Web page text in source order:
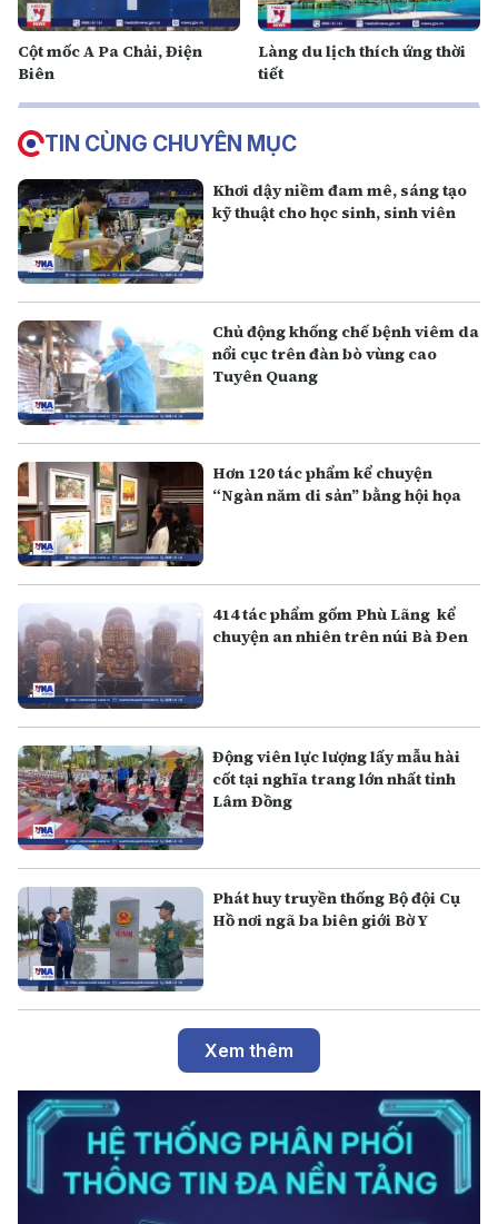
Cột mốc A Pa Chải, Điện
Biên
Làng du lịch thích ứng thời
tiết
TIN CÙNG CHUYÊN MỤC
Khơi dậy niềm đam mê, sáng tạo
kỹ thuật cho học sinh, sinh viên
Chủ động khống chế bệnh viêm da
nổi cục trên đàn bò vùng cao
Tuyên Quang
Hơn 120 tác phẩm kể chuyện
“Ngàn năm di sản” bằng hội họa
414 tác phẩm gốm Phù Lãng kể
chuyện an nhiên trên núi Bà Đen
Động viên lực lượng lấy mẫu hài
cốt tại nghĩa trang lớn nhất tỉnh
Lâm Đồng
Phát huy truyền thống Bộ đội Cụ
Hồ nơi ngã ba biên giới Bờ Y
Xem thêm